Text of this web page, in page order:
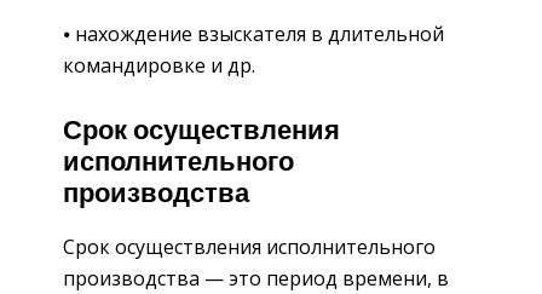
⦁ нахождение взыскателя в длительной
командировке и др.
Срок осуществления
исполнительного
производства
Срок осуществления исполнительного
производства — это период времени, в